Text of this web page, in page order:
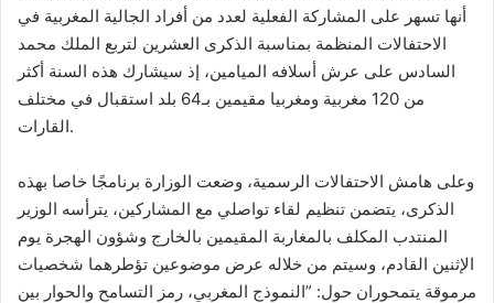
أنها تسهر على المشاركة الفعلية لعدد من أفراد الجالية المغربية في
الاحتفالات المنظمة بمناسبة الذكرى العشرين لتربع الملك محمد
السادس على عرش أسلافه الميامين، إذ سيشارك هذه السنة أكثر
من 120 مغربية ومغربيا مقيمين بـ64 بلد استقبال في مختلف
القارات.
وعلى هامش الاحتفالات الرسمية، وضعت الوزارة برنامجًا خاصا بهذه
الذكرى، يتضمن تنظيم لقاء تواصلي مع المشاركين، يترأسه الوزير
المنتدب المكلف بالمغاربة المقيمين بالخارج وشؤون الهجرة يوم
الإثنين القادم، وسيتم من خلاله عرض موضوعين تؤطرهما شخصيات
مرموقة يتمحوران حول: ”النموذج المغربي، رمز التسامح والحوار بين